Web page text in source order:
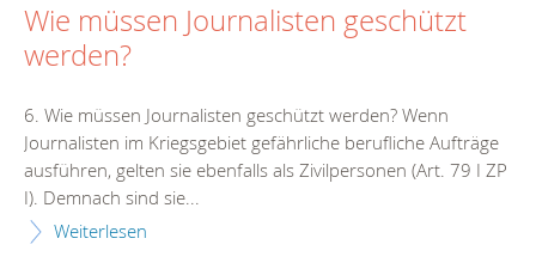
Wie müssen Journalisten geschützt
werden?
6. Wie müssen Journalisten geschützt werden? Wenn
Journalisten im Kriegsgebiet gefährliche berufliche Aufträge
ausführen, gelten sie ebenfalls als Zivilpersonen (Art. 79 I ZP
I). Demnach sind sie...
Weiterlesen